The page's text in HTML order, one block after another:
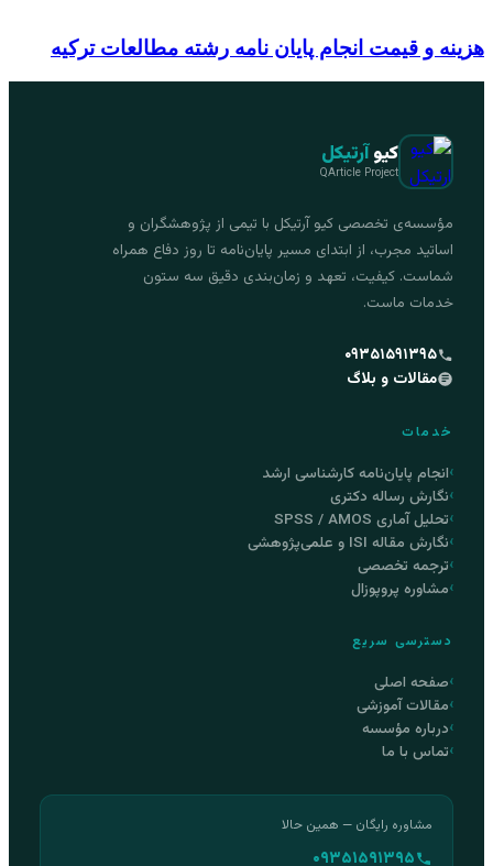
هزینه و قیمت انجام پایان نامه رشته مطالعات ترکیه
کیوآرتیکل
QArticle Project
مؤسسه‌ی تخصصی کیو آرتیکل با تیمی از پژوهشگران و
اساتید مجرب، از ابتدای مسیر پایان‌نامه تا روز دفاع همراه
شماست. کیفیت، تعهد و زمان‌بندی دقیق سه ستون
خدمات ماست.
۰۹۳۵۱۵۹۱۳۹۵
مقالات و بلاگ
خدمات
انجام پایان‌نامه کارشناسی ارشد
نگارش رساله دکتری
تحلیل آماری SPSS / AMOS
نگارش مقاله ISI و علمی‌پژوهشی
ترجمه تخصصی
مشاوره پروپوزال
دسترسی سریع
صفحه اصلی
مقالات آموزشی
درباره مؤسسه
تماس با ما
مشاوره رایگان — همین حالا
۰۹۳۵۱۵۹۱۳۹۵